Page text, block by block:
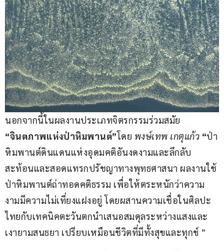
นอกจากนี้ในผลงานประเภทจิตรกรรมร่วมสมัย
“จินตภาพแห่งป่าหิมพานต์”โดย พงษ์เทพ เกตุแก้ว “ป่า
หิมพานต์ดินแดนแห่งอุดมคติอันงดงามและลึกลับ
สะท้อนและสอดแทรกปรัชญาทางพุทธศาสนา ผลงานใช้
ป่าหิมพานต์ถ่าทอดคติธรรม เพื่อให้ตระหนักว่าความ
งามมีความไม่เที่ยงแฝงอยู่ โดยผสานความเชื่อในศิลปะ
ไทยกับเทคนิคตะวันตกนำเสนอสมดุลระหว่างแสงและ
เงายามสนธยา เปรียบเหมือนชีวิตที่มีทั้งสุขและทุกข์ ”